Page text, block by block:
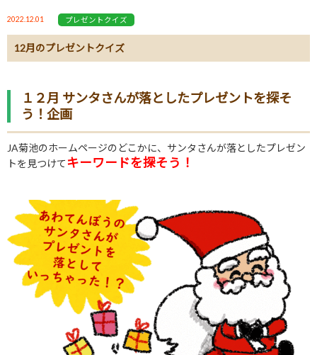
2022.12.01 プレゼントクイズ
12月のプレゼントクイズ
１２月 サンタさんが落としたプレゼントを探そ
う！企画
JA菊池のホームページのどこかに、サンタさんが落としたプレゼン
トを見つけて キーワードを探そう！